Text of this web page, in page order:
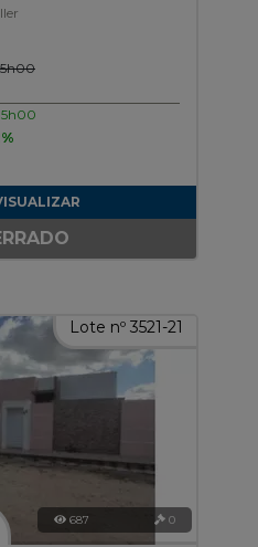
Lote nº 3521-21
687 0